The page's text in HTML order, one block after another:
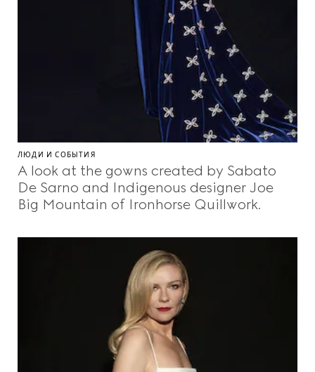
ЛЮДИ И СОБЫТИЯ
A look at the gowns created by Sabato
De Sarno and Indigenous designer Joe
Big Mountain of Ironhorse Quillwork.